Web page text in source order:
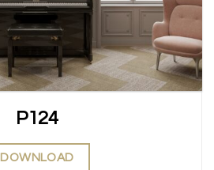
P124
DOWNLOAD